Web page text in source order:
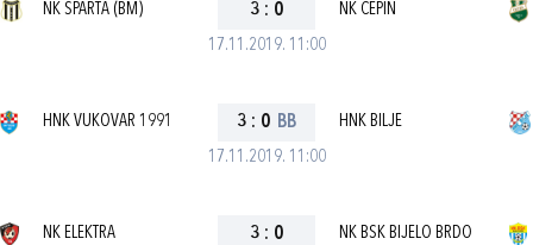
17.11.2019. 11:00
NK ŠPARTA (BM) 3 : 0 NK ČEPIN
17.11.2019. 11:00
HNK VUKOVAR 1991 3 : 0 BB HNK BILJE
NK ELEKTRA 3 : 0 NK BSK BIJELO BRDO